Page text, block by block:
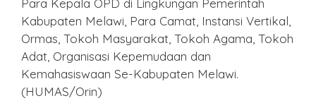
Para Kepala OPD di Lingkungan Pemerintah
Kabupaten Melawi, Para Camat, Instansi Vertikal,
Ormas, Tokoh Masyarakat, Tokoh Agama, Tokoh
Adat, Organisasi Kepemudaan dan
Kemahasiswaan Se-Kabupaten Melawi.
(HUMAS/Orin)